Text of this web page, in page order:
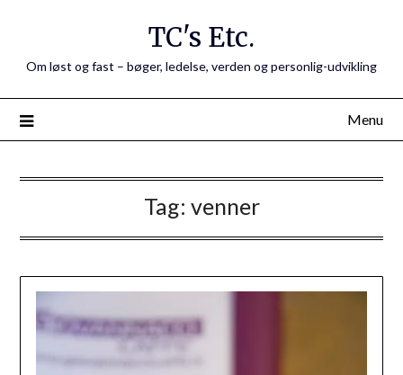
TC's Etc.
Om løst og fast – bøger, ledelse, verden og personlig-udvikling
Menu
Tag: venner